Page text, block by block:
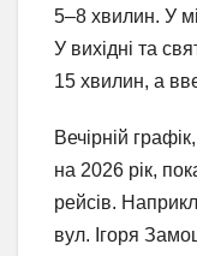
5–8 хвилин. У
У вихідні та
15 хвилин, а
Вечірній
на 2026 рік,
рейсів.
вул. Ігоря